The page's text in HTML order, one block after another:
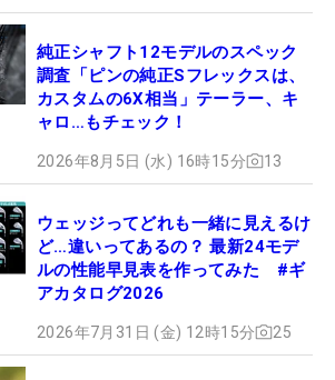
純正シャフト12モデルのスペック
調査「ピンの純正Sフレックスは、
カスタムの6X相当」テーラー、キ
ャロ…もチェック！
2026年8月5日 (水) 16時15分 13
ウェッジってどれも一緒に見えるけ
ど…違いってあるの？ 最新24モデ
ルの性能早見表を作ってみた #ギ
アカタログ2026
2026年7月31日 (金) 12時15分 25